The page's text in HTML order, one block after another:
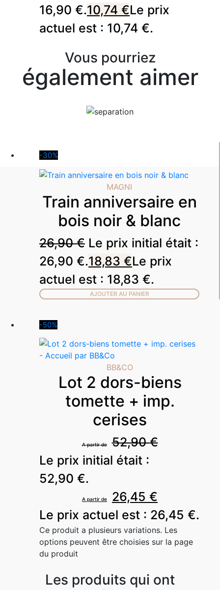
16,90 €.10,74 €Le prix
actuel est : 10,74 €.
Vous pourriez
également aimer
-30%
MAGNI
Train anniversaire en
bois noir & blanc
26,90€ Le prix initial était :
26,90 €.18,83 €Le prix
actuel est : 18,83 €.
AJOUTER AU PANIER
-50%
BB&CO
Lot 2 dors-biens
tomette + imp.
cerises
52,90€
Le prix initial était :
52,90 €.
26,45 €
Le prix actuel est : 26,45 €.
Ce produit a plusieurs variations. Les
options peuvent être choisies sur la page
du produit
Les produits qui ont